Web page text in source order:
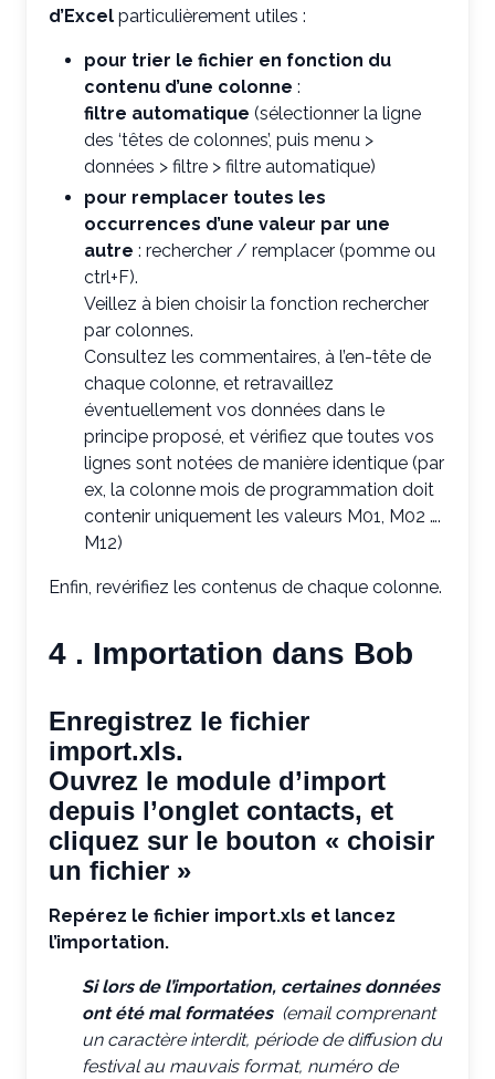
d’Excel particulièrement utiles :
pour trier le fichier en fonction du
contenu d’une colonne :
filtre automatique (sélectionner la ligne
des ‘têtes de colonnes’, puis menu >
données > filtre > filtre automatique)
pour remplacer toutes les
occurrences d’une valeur par une
autre : rechercher / remplacer (pomme ou
ctrl+F).
Veillez à bien choisir la fonction rechercher
par colonnes.
Consultez les commentaires, à l’en-tête de
chaque colonne, et retravaillez
éventuellement vos données dans le
principe proposé, et vérifiez que toutes vos
lignes sont notées de manière identique (par
ex, la colonne mois de programmation doit
contenir uniquement les valeurs M01, M02 ….
M12)
Enfin, revérifiez les contenus de chaque colonne.
4 . Importation dans Bob
Enregistrez le fichier
import.xls.
Ouvrez le module d’import
depuis l’onglet contacts, et
cliquez sur le bouton « choisir
un fichier »
Repérez le fichier import.xls et lancez
l’importation.
Si lors de l’importation, certaines données
ont été mal formatées(email comprenant
un caractère interdit, période de diffusion du
festival au mauvais format, numéro de